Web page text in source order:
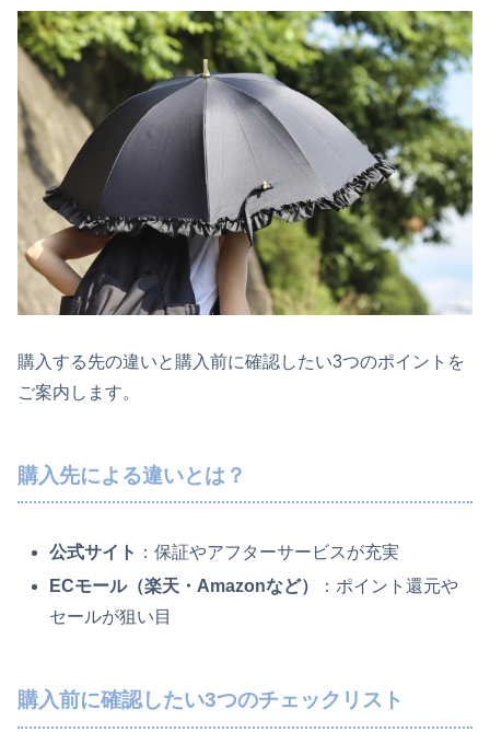
購入する先の違いと購入前に確認したい3つのポイントを
ご案内します。
購入先による違いとは？
公式サイト ：保証やアフターサービスが充実
ECモール（楽天・Amazonなど）
：ポイント還元や
セールが狙い目
購入前に確認したい3つのチェックリスト